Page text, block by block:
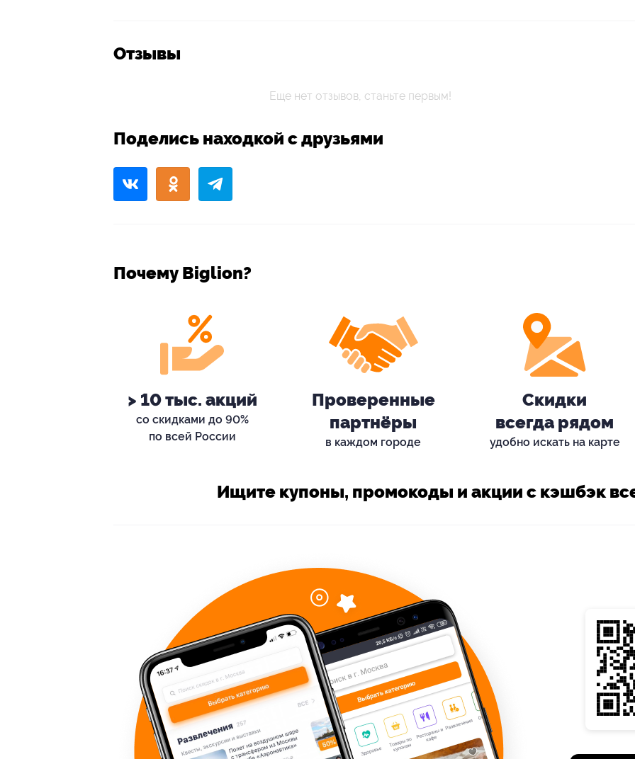
Отзывы
Еще нет отзывов, станьте первым!
Поделись находкой с друзьями
Почему Biglion?
> 10 тыс. акций
со скидками до 90%
по всей России
Проверенные
партнёры
в каждом городе
Скидки
всегда рядом
удобно искать на карте
Ищите купоны, промокоды и акции с кэшбэк